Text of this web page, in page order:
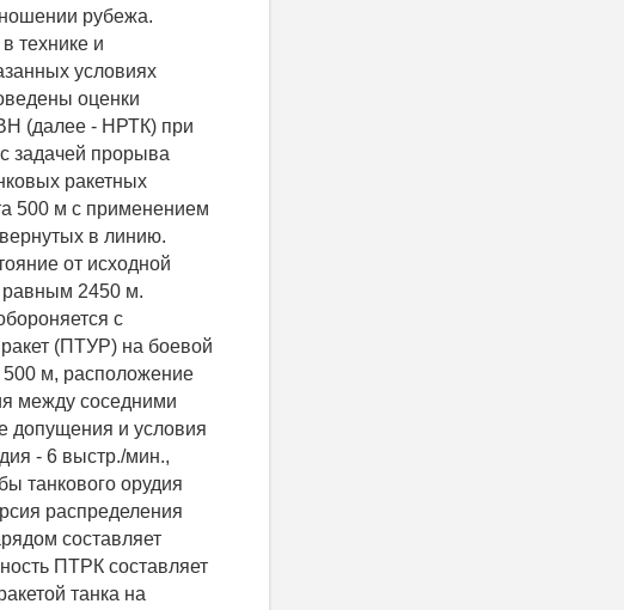
рубежа.
технике и
условиях
оценки
(далее - НРТК) при
задачей прорыва
ракетных
500 м с применением
в линию.
от исходной
равным 2450 м.
с
(ПТУР) на боевой
м, расположение
между соседними
допущения и условия
- 6 выстр./мин.,
танкового орудия
распределения
составляет
ПТРК составляет
танка на